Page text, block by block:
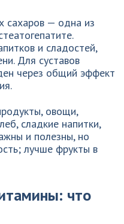
сахаров — одна из
и сладостей,
Для суставов
через общий эффект
овощи,
сладкие напитки,
и полезны, но
лучше фрукты в
что